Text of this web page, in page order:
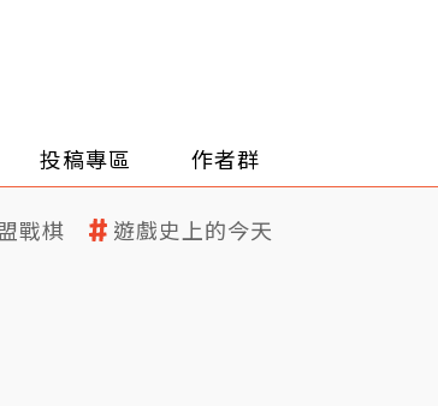
投稿專區 作者群
戰棋 遊戲史上的今天